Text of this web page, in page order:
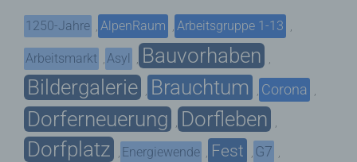
1250-Jahre , AlpenRaum , Arbeitsgruppe 1-13 ,
Arbeitsmarkt , Asyl , Bauvorhaben ,
Bildergalerie , Brauchtum , Corona ,
Dorferneuerung , Dorfleben ,
Dorfplatz , Energiewende , Fest , G7 ,